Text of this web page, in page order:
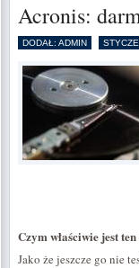
Acronis:
DODAŁ: ADMIN
Czym właściwie jest
Jako że jeszcze go nie